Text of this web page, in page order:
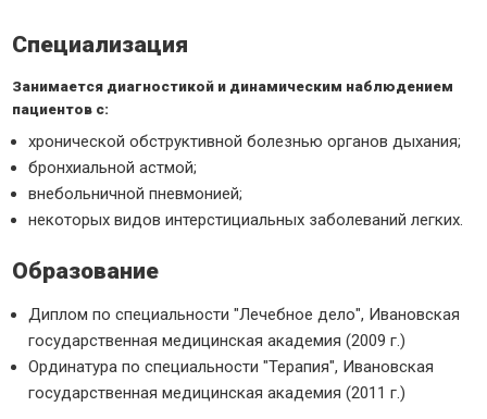
Специализация
Занимается диагностикой и динамическим наблюдением
пациентов с:
хронической обструктивной болезнью органов дыхания;
бронхиальной астмой;
внебольничной пневмонией;
некоторых видов интерстициальных заболеваний легких.
Образование
Диплом по специальности "Лечебное дело", Ивановская
государственная медицинская академия (2009 г.)
Ординатура по специальности "Терапия", Ивановская
государственная медицинская академия (2011 г.)